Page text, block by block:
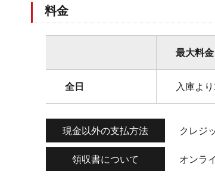
料金
最大料金
全日 入庫よ
現金以外の支払方法 クレジ
領収書について オンラ